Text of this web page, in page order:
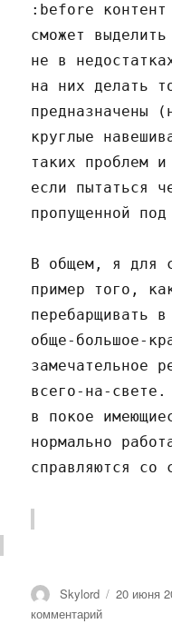
:before контент
сможет
не в
на них делать
предназначены
круглые
таких проблем
если пытаться
пропущенной
В общем, я для
пример того,
перебарщивать
обще-большое-
замечательное
всего-на-свете.
в покое
нормально
справляются со
Автор
Skylord 20 июня
комментарийк